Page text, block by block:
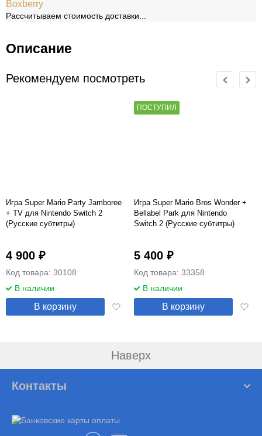
Boxberry
Рассчитываем стоимость доставки...
Описание
Рекомендуем посмотреть
Игра Super Mario Party Jamboree
+ TV для Nintendo Switch 2
(Русские субтитры)
4 900 ₽
Код товара: 30108
В наличии
Добавить
В корзину
ПОСТУПИЛ
Игра Super Mario Bros Wonder +
Bellabel Park для Nintendo
Switch 2 (Русские субтитры)
5 400 ₽
Код товара: 33358
В наличии
В корзину
Наверх
Контакты